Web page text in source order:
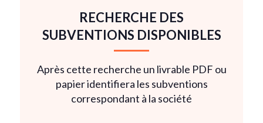
RECHERCHE DES
SUBVENTIONS DISPONIBLES
Après cette recherche un livrable PDF ou
papier identifiera les subventions
correspondant à la société